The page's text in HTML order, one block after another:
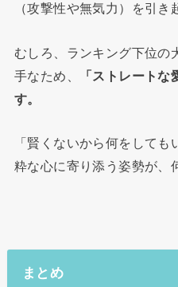
（攻撃性や無気力）を引き
むしろ、ランキング下位の
手なため、
「ストレート
す。
「賢くないから何をして
粋な心に寄り添う姿勢が、
まとめ